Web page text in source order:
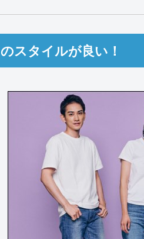
スタイルが良い！